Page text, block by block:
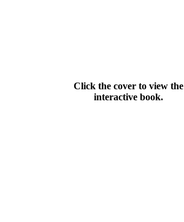
Click the cover to view the
interactive book.